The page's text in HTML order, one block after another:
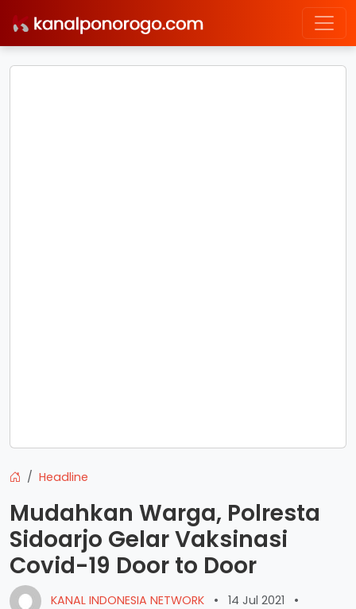
Headline
Mudahkan Warga, Polresta
Sidoarjo Gelar Vaksinasi
Covid-19 Door to Door
KANAL INDONESIA NETWORK • 14 Jul 2021
•